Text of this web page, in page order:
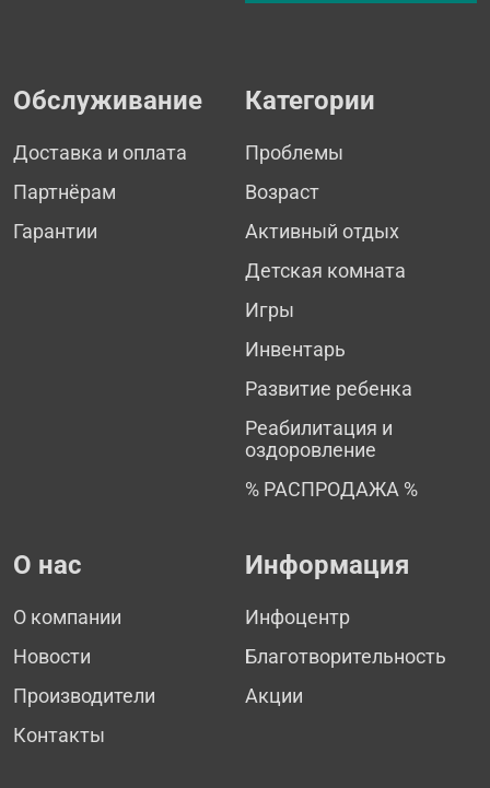
Обслуживание
Доставка и оплата
Партнёрам
Гарантии
Категории
Проблемы
Возраст
Активный отдых
Детская комната
Игры
Инвентарь
Развитие ребенка
Реабилитация и
оздоровление
% РАСПРОДАЖА %
О нас
О компании
Новости
Производители
Контакты
Информация
Инфоцентр
Благотворительность
Акции